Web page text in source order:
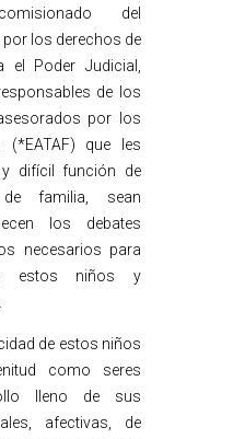
del
por los derechos de
Poder Judicial,
de los
por los
(*EATAF) que les
difícil función de
familia, sean
los debates
necesarios para
estos niños y
de estos niños
como seres
lleno de sus
afectivas, de